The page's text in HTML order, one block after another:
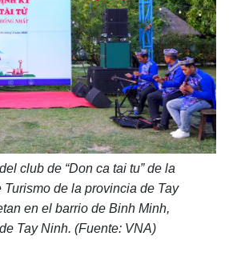
club de “Don ca tai tu” de la
de la provincia de Tay
en el barrio de Binh Minh,
Tay Ninh. (Fuente: VNA)